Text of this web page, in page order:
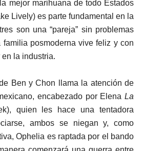
mejor marihuana de todo Estados
Lively) es parte fundamental en la
son una “pareja” sin problemas
posmoderna vive feliz y con
la industria.
Ben y Chon llama la atención de
encabezado por Elena La
quien les hace una tentadora
ambos se niegan y, como
Ophelia es raptada por el bando